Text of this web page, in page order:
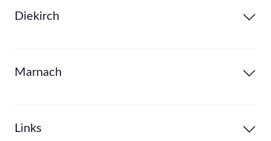
Diekirch
Marnach
Links